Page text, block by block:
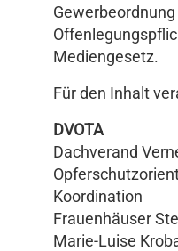
Gewerbeordnung
Mediengesetz.
Für den Inhalt
DVOTA
Dachverand
Koordination
Frauenhäuser
Marie-Luise